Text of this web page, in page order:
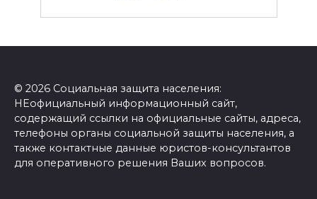
© 2026 Социальная защита населения:
НЕофициальный информационный сайт,
содержащий ссылки на официальные сайты, адреса,
телефоны органы социальной защиты населения, а
также контактные данные юристов-консультантов
для оперативного решения Ваших вопросов.